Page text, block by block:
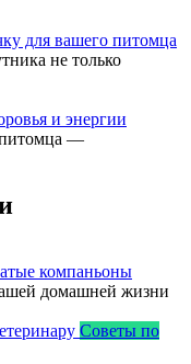
для вашего питомца
не только
и энергии
питомца —
компаньоны
домашней жизни
Советы по